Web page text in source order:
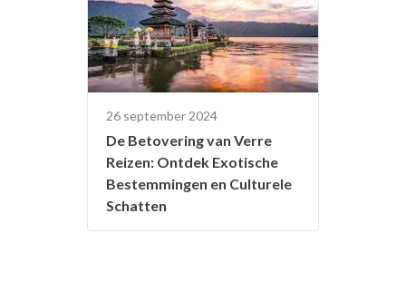
26 september 2024
De Betovering van Verre
Reizen: Ontdek Exotische
Bestemmingen en Culturele
Schatten